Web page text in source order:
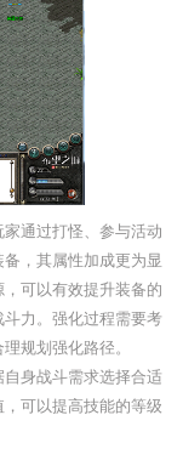
通过打怪、参与活动
，其属性加成更为显
可以有效提升装备的
力。强化过程需要考
规划强化路径。
身战斗需求选择合适
可以提高技能的等级